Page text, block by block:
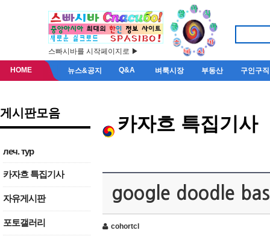
스빠시바를 시작페이지로 ▶
HOME 뉴스&공지 Q&A 벼룩시장 부동산 구인구직
게시판모음
леч. тур
카자흐 특집기사
자유게시판
포토갤러리
카자흐 특집기사
google doodle
cohortcl